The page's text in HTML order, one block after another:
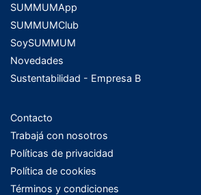
SUMMUMApp
SUMMUMClub
SoySUMMUM
Novedades
Sustentabilidad - Empresa B
Contacto
Trabajá con nosotros
Políticas de privacidad
Política de cookies
Términos y condiciones